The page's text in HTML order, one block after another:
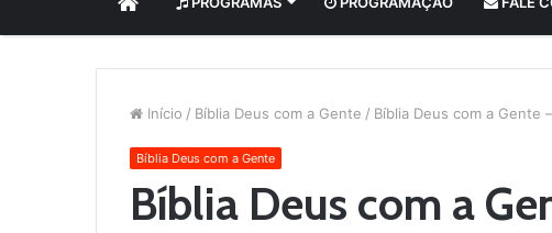
Início / Bíblia Deus com a Gente / Bíblia Deus com a Gente
Bíblia Deus com a Gente
Bíblia Deus com a